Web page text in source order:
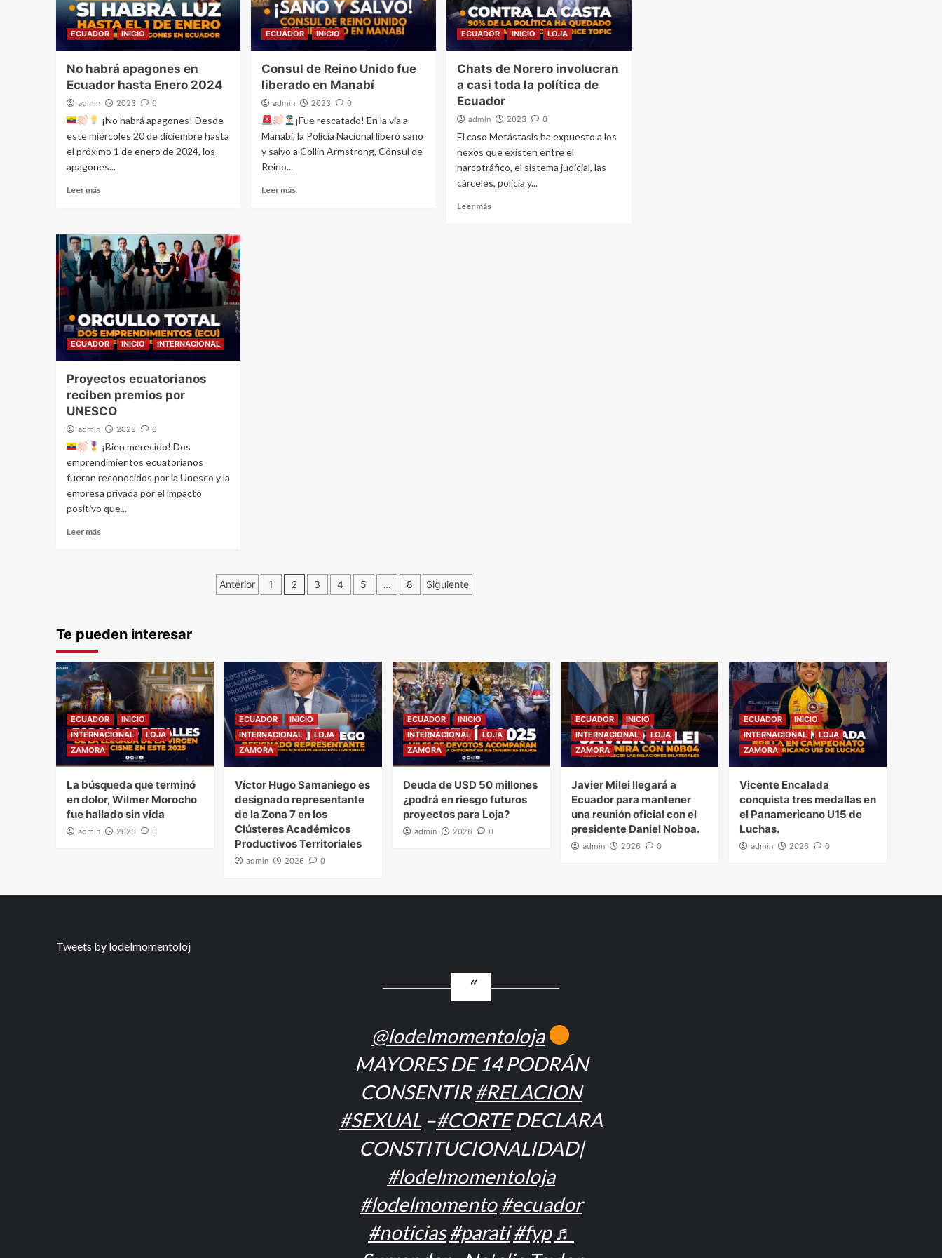
ECUADOR INICIO
No habrá apagones en
Ecuador hasta Enero 2024
admin 2023 0
¡No habrá apagones! Desde
este miércoles 20 de diciembre hasta
el próximo 1 de enero de 2024, los
apagones...
Leer más
ECUADOR INICIO
Consul de Reino Unido fue
liberado en Manabí
admin 2023 0
¡Fue rescatado! En la vía a
Manabí, la Policía Nacional liberó sano
y salvo a Collin Armstrong, Cónsul de
Reino...
Leer más
ECUADOR INICIO LOJA
Chats de Norero involucran
a casi toda la política de
Ecuador
admin 2023 0
El caso Metástasis ha expuesto a los
nexos que existen entre el
narcotráfico, el sistema judicial, las
cárceles, policía y...
Leer más
ECUADOR INICIO INTERNACIONAL
Proyectos ecuatorianos
reciben premios por
UNESCO
admin 2023 0
¡Bien merecido! Dos
emprendimientos ecuatorianos
fueron reconocidos por la Unesco y la
empresa privada por el impacto
positivo que...
Leer más
Navegación
Anterior 1 2 3 4 5 … 8 Siguiente
Te pueden interesar
ECUADOR
INICIO
INTERNACIONAL
LOJA
ZAMORA
La búsqueda que terminó
en dolor, Wilmer Morocho
fue hallado sin vida
admin 2026 0
ECUADOR
INICIO
INTERNACIONAL
LOJA
ZAMORA
Víctor Hugo Samaniego es
designado representante
de la Zona 7 en los
Clústeres Académicos
Productivos Territoriales
admin 2026 0
ECUADOR
INICIO
INTERNACIONAL
LOJA
ZAMORA
Deuda de USD 50 millones
¿podrá en riesgo futuros
proyectos para Loja?
admin 2026 0
ECUADOR
INICIO
INTERNACIONAL
LOJA
ZAMORA
Javier Milei llegará a
Ecuador para mantener
una reunión oficial con el
presidente Daniel Noboa.
admin 2026 0
ECUADOR
INICIO
INTERNACIONAL
LOJA
ZAMORA
Vicente Encalada
conquista tres medallas en
el Panamericano U15 de
Luchas.
admin 2026 0
Tweets by lodelmomentoloj
@lodelmomentoloja
MAYORES DE 14 PODRÁN
CONSENTIR#RELACION
#SEXUAL –#CORTEDECLARA
CONSTITUCIONALIDAD|
#lodelmomentoloja
#lodelmomento #ecuador
#noticias #parati #fyp ♬